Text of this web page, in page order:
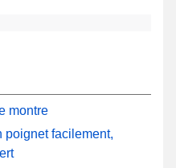
montre
poignet facilement,